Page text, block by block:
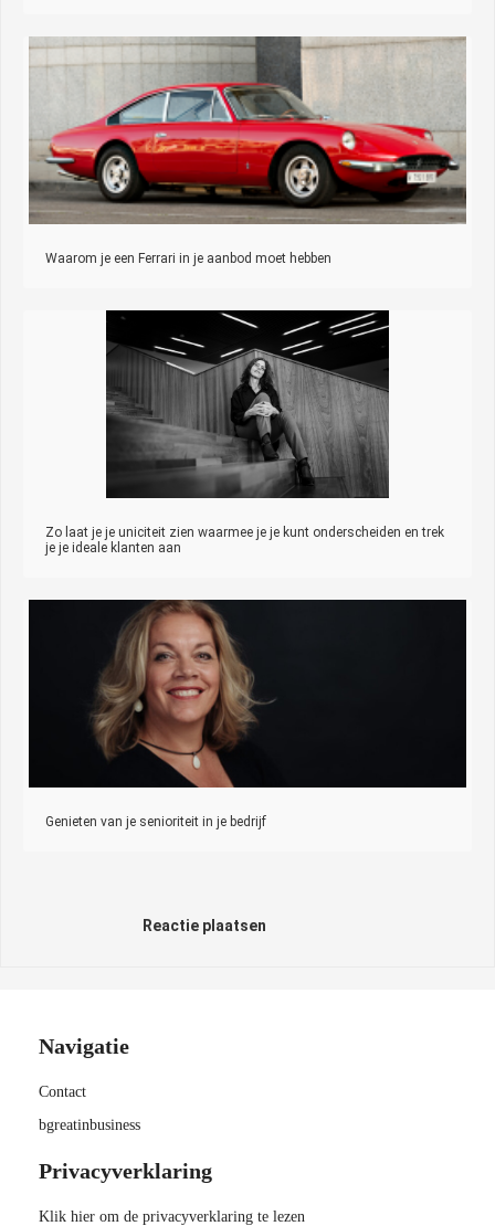
Waarom je een Ferrari in je aanbod moet hebben
Zo laat je je uniciteit zien waarmee je je kunt onderscheiden en trek
je je ideale klanten aan
Genieten van je senioriteit in je bedrijf
Reactie plaatsen
Navigatie
Contact
bgreatinbusiness
Privacyverklaring
Klik hier om de privacyverklaring te lezen